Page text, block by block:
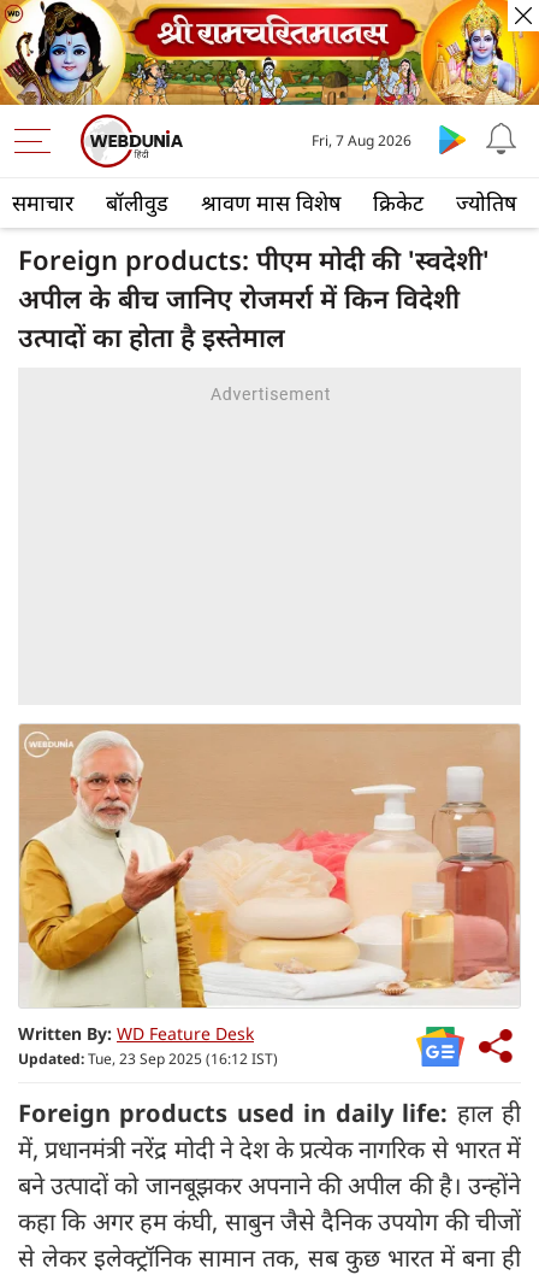
समाचार बॉलीवुड श्रावण मास विशेष क्रिकेट ज्योतिष
Fri, 7 Aug 2026
Foreign products: पीएम मोदी की 'स्वदेशी'
अपील के बीच जानिए रोजमर्रा में किन विदेशी
उत्पादों का होता है इस्तेमाल
Written By: WD Feature Desk
Updated:Tue, 23 Sep 2025 (16:12 IST)
Foreign products used in daily life: हाल ही
में, प्रधानमंत्री नरेंद्र मोदी ने देश के प्रत्येक नागरिक से भारत में
बने उत्पादों को जानबूझकर अपनाने की अपील की है। उन्होंने
कहा कि अगर हम कंघी, साबुन जैसे दैनिक उपयोग की चीजों
से लेकर इलेक्ट्रॉनिक सामान तक, सब कुछ भारत में बना ही